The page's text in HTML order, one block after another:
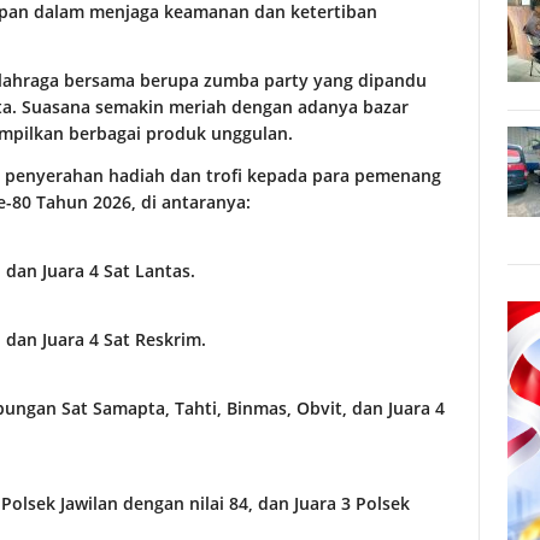
dalam menjaga keamanan dan ketertiban
bersama berupa zumba party yang dipandu
Suasana semakin meriah dengan adanya bazar
berbagai produk unggulan.
hadiah dan trofi kepada para pemenang
80 Tahun 2026, di antaranya:
Juara 4 Sat Lantas.
Juara 4 Sat Reskrim.
Sat Samapta, Tahti, Binmas, Obvit, dan Juara 4
Jawilan dengan nilai 84, dan Juara 3 Polsek